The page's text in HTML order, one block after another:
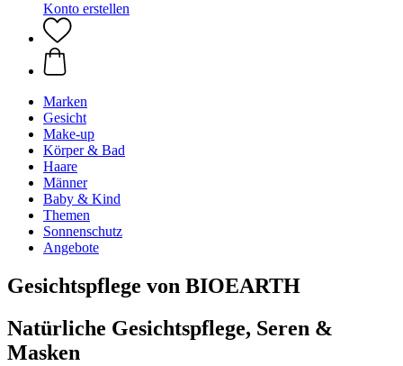
Konto erstellen
Marken
Gesicht
Make-up
Körper & Bad
Haare
Männer
Baby & Kind
Themen
Sonnenschutz
Angebote
Gesichtspflege von BIOEARTH
Natürliche Gesichtspflege, Seren &
Masken